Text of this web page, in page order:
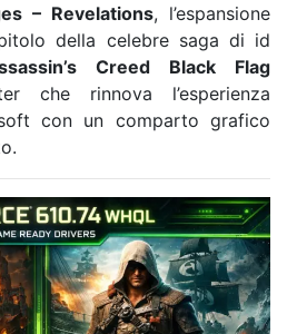
– Revelations, l’espansione
della celebre saga di id
Creed Black Flag
che rinnova l’esperienza
con un comparto grafico